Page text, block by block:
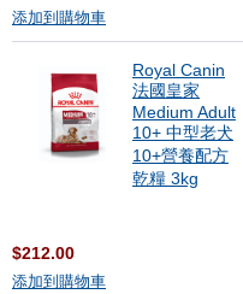
添加到購物車
Royal Canin
法國皇家
Medium Adult
10+ 中型老犬
10+營養配方
乾糧 3kg
$212.00
添加到購物車